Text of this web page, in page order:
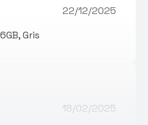
22/12/2025
Gris
18/02/2025